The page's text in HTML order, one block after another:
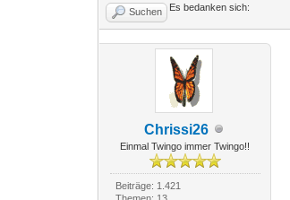
Suchen Es bedanken sich:
Chrissi26
Einmal Twingo immer Twingo!!
Beiträge: 1.421